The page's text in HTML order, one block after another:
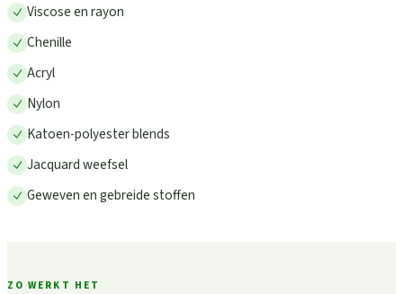
Viscose en rayon
Chenille
Acryl
Nylon
Katoen-polyester blends
Jacquard weefsel
Geweven en gebreide stoffen
ZO WERKT HET